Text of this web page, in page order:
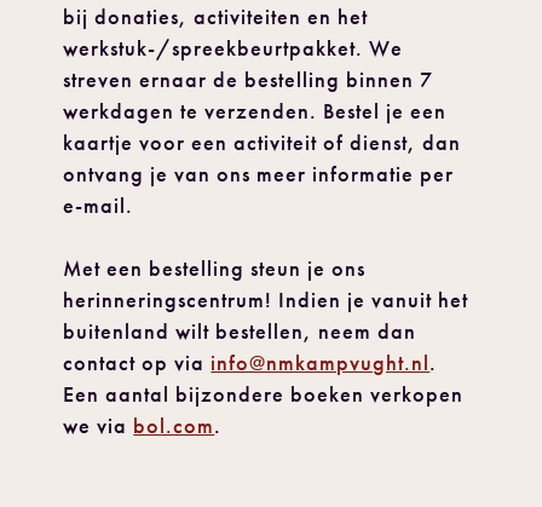
bij donaties, activiteiten en het
werkstuk-/spreekbeurtpakket. We
streven ernaar de bestelling binnen 7
werkdagen te verzenden. Bestel je een
kaartje voor een activiteit of dienst, dan
ontvang je van ons meer informatie per
e-mail.
Met een bestelling steun je ons
herinneringscentrum! Indien je vanuit het
buitenland wilt bestellen, neem dan
contact op via info@nmkampvught.nl.
Een aantal bijzondere boeken verkopen
we via bol.com.